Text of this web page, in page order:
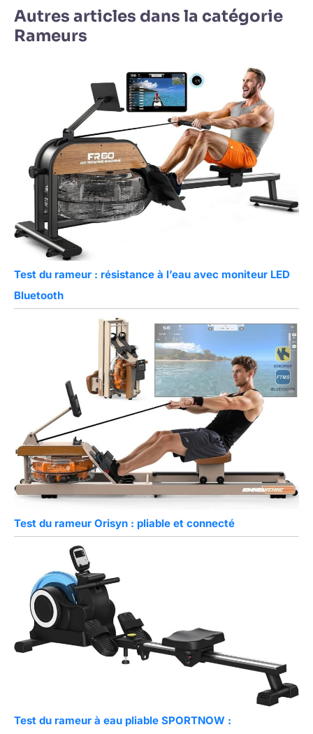
Autres articles dans la catégorie
Rameurs
Test du rameur : résistance à l’eau avec moniteur LED
Bluetooth
Test du rameur Orisyn : pliable et connecté
Test du rameur à eau pliable SPORTNOW :